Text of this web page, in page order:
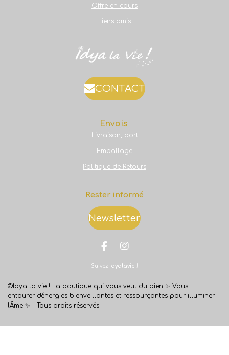
Offre en cours
Liens amis
CONTACT
Envois
Livraison, port
Emballage
Politique de Retours
Rester informé
Newsletter
F
c
b
o
I
s
a
g
Suivez Idyalavie !
©Idya la vie ! La boutique qui vous veut du bien ✨ Vous
entourer d'énergies bienveillantes et ressourçantes pour illuminer
l'Âme ✨ - Tous droits réservés